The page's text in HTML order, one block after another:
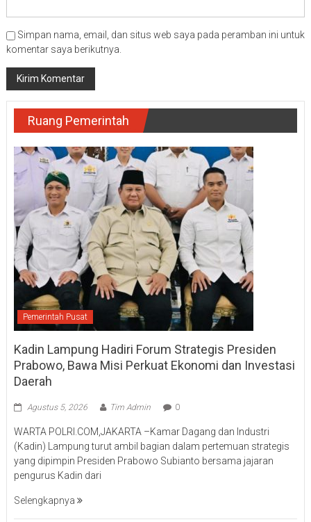
Simpan nama, email, dan situs web saya pada peramban ini untuk
komentar saya berikutnya.
Ruang Pemerintah
Pemerintah Pusat
Kadin Lampung Hadiri Forum Strategis Presiden
Prabowo, Bawa Misi Perkuat Ekonomi dan Investasi
Daerah
Agustus 5, 2026 Tim Admin 0
WARTA POLRI.COM,JAKARTA –Kamar Dagang dan Industri
(Kadin) Lampung turut ambil bagian dalam pertemuan strategis
yang dipimpin Presiden Prabowo Subianto bersama jajaran
pengurus Kadin dari
Selengkapnya